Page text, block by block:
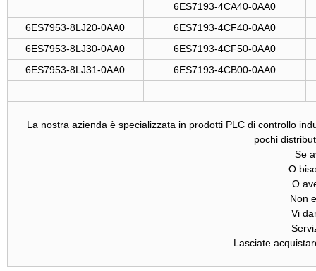
6ES7193-4CA40-0AA0
6ES7953-8LJ20-0AA0
6ES7193-4CF40-0AA0
6ES7953-8LJ30-0AA0
6ES7193-4CF50-0AA0
6ES7953-8LJ31-0AA0
6ES7193-4CB00-0AA0
La nostra azienda è specializzata in prodotti PLC di controllo
pochi
Se
O
O
Non
Vi
Lasciate